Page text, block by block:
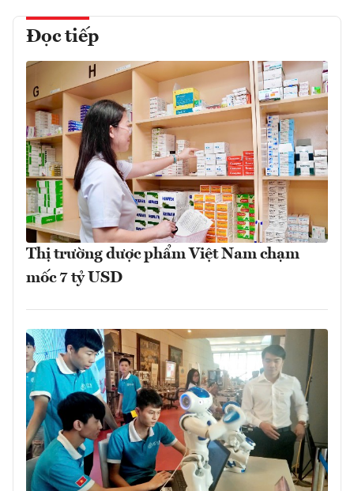
Đọc tiếp
Thị trường dược phẩm Việt Nam chạm
mốc 7 tỷ USD